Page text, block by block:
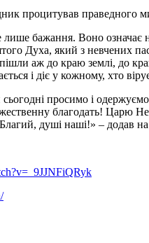
процитував праведного
лише бажання. Воно означає
Духа, який з невчених
аж до краю землі, до
і діє у кожному, хто
просимо і
благодать! Царю
Благий, душі наші!» – додав